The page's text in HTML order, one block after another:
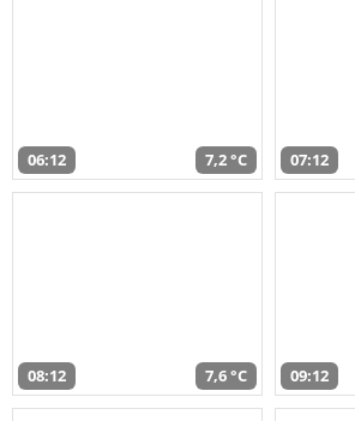
06:12 7,2 °C 07:12
08:12 7,6 °C 09:12